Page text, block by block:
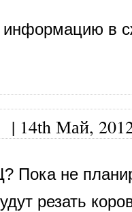
информацию в
| 14th Май,
Пока не
резать